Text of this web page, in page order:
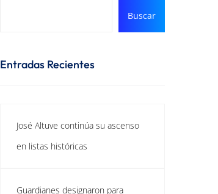
Buscar
Entradas Recientes
José Altuve continúa su ascenso
en listas históricas
Guardianes designaron para